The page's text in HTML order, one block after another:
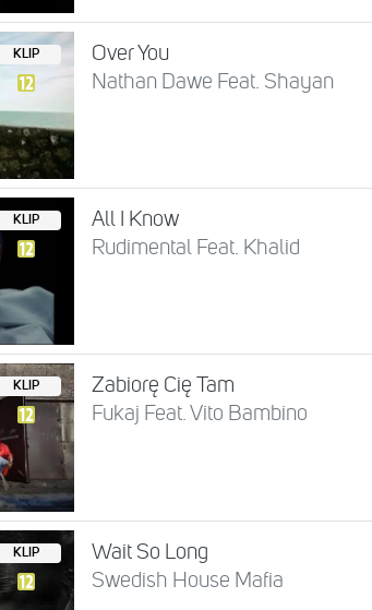
KLIP
Over You
Nathan Dawe Feat. Shayan
KLIP
All I Know
Rudimental Feat. Khalid
KLIP
Zabiorę Cię Tam
Fukaj Feat. Vito Bambino
KLIP
Wait So Long
Swedish House Mafia